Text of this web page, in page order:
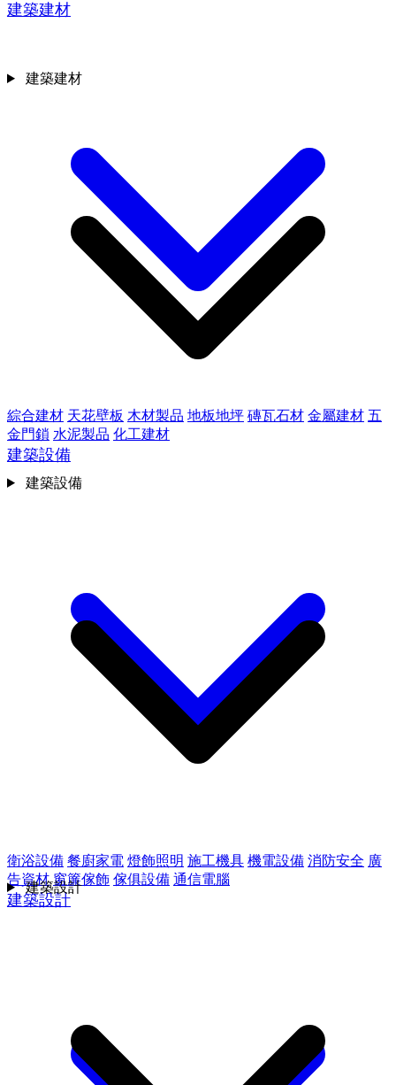
建築建材
綜合建材 天花壁板 木材製品 地板地坪 磚瓦石材 金屬建材 五
金門鎖 水泥製品 化工建材
建築設備
衛浴設備 餐廚家電 燈飾照明 施工機具 機電設備 消防安全 廣
告資材 窗簾傢飾 傢俱設備 通信電腦
建築設計
建築建材
建築設備
建築設計